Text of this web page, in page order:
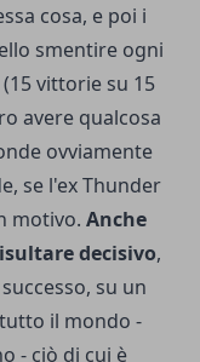
cosa, e poi i
smentire ogni
vittorie su 15
avere qualcosa
ovviamente
se l'ex Thunder
motivo. Anche
decisivo,
su un
il mondo -
- ciò di cui è